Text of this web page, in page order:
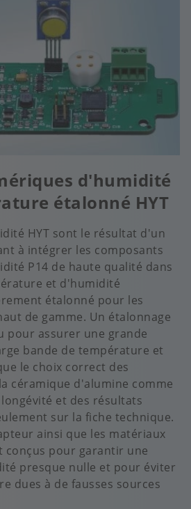
d'humidité
étalonné HYT
HYT sont le résultat d'un
à intégrer les composants
P14 de haute qualité dans
et d'humidité
étalonné pour les
de gamme. Un étalonnage
pour assurer une grande
bande de température et
le choix correct des
céramique d'alumine comme
et des résultats
sur la fiche technique.
ainsi que les matériaux
pour garantir une
presque nulle et pour éviter
dues à de fausses sources